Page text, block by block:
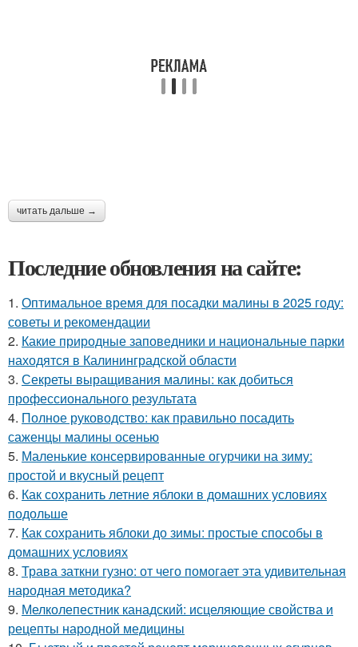
читать дальше →
Последние обновления на сайте:
1. Оптимальное время для посадки малины в 2025 году:
советы и рекомендации
2. Какие природные заповедники и национальные парки
находятся в Калининградской области
3. Секреты выращивания малины: как добиться
профессионального результата
4. Полное руководство: как правильно посадить
саженцы малины осенью
5. Маленькие консервированные огурчики на зиму:
простой и вкусный рецепт
6. Как сохранить летние яблоки в домашних условиях
подольше
7. Как сохранить яблоки до зимы: простые способы в
домашних условиях
8. Трава заткни гузно: от чего помогает эта удивительная
народная методика?
9. Мелколепестник канадский: исцеляющие свойства и
рецепты народной медицины